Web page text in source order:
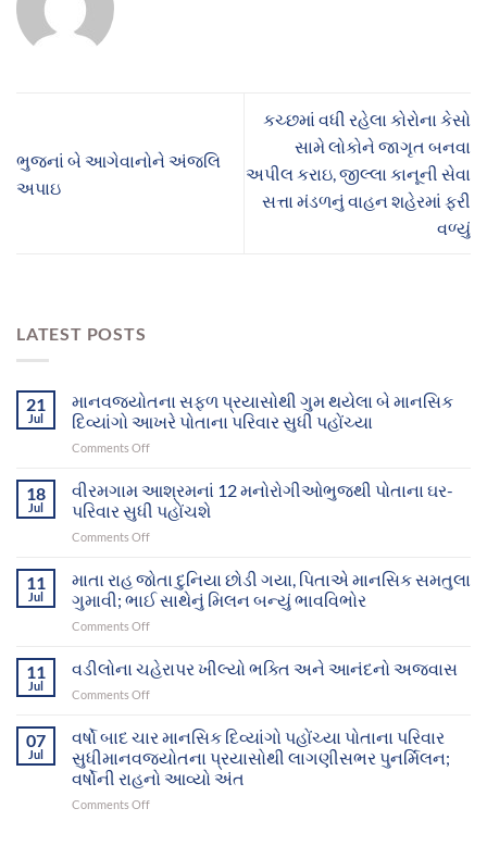
ભુજનાં બે આગેવાનોને અંજલિ
અપાઇ
કચ્છમાં વધી રહેલા કોરોના કેસો
સામે લોકોને જાગૃત બનવા
અપીલ કરાઇ, જીલ્લા કાનૂની સેવા
સત્તા મંડળનું વાહન શહેરમાં ફરી
વળ્યું
LATEST POSTS
21
Jul
માનવજ્યોતના સફળ પ્રયાસોથી ગુમ થયેલા બે માનસિક
દિવ્યાંગો આખરે પોતાના પરિવાર સુધી પહોંચ્યા
Comments Offon
સફળ
પ્રયાસોથી
ગુમ
થયેલા
માનસિક
દિવ્યાંગો
સુધી
18
Jul
વીરમગામ આશ્રમનાં 12 મનોરોગીઓભુજથી પોતાના ઘર-
પરિવાર સુધી પહોંચશે
Comments Offon
આશ્રમનાં
12
મનોરોગીઓભુજથી
પોતાના
પરિવાર
સુધી
11
Jul
માતા રાહ જોતા દુનિયા છોડી ગયા, પિતાએ માનસિક સમતુલા
ગુમાવી; ભાઈ સાથેનું મિલન બન્યું ભાવવિભોર
Comments Offon
રાહ
જોતા
દુનિયા
ગયા,
પિતાએ
માનસિક
11
Jul
વડીલોના ચહેરાપર ખીલ્યો ભક્તિ અને આનંદનો અજવાસ
Comments Offon
ચહેરાપર
ખીલ્યો
ભક્તિ
અને
આનંદનો
07
Jul
વર્ષો બાદ ચાર માનસિક દિવ્યાંગો પહોંચ્યા પોતાના પરિવાર
સુધીમાનવજ્યોતના પ્રયાસોથી લાગણીસભર પુનર્મિલન;
વર્ષોની રાહનો આવ્યો અંત
Comments Offon